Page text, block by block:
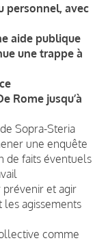
personnel, avec
aide publique
une trappe à
Rome jusqu’à
Sopra-Steria
une enquête
de faits éventuels
prévenir et agir
agissements
comme